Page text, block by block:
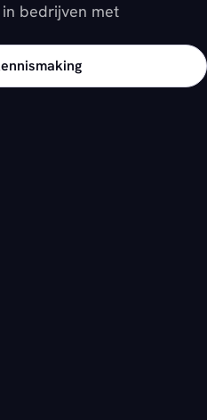
bedrijven met